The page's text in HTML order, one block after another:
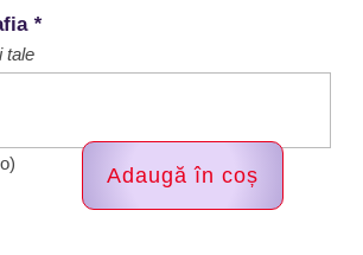
*
tale
Adaugă în coș